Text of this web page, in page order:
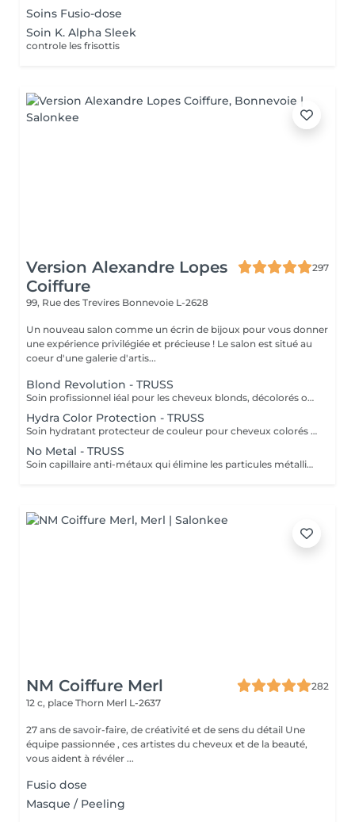
Soins Fusio-dose
Soin K. Alpha Sleek
controle les frisottis
Version Alexandre Lopes
Coiffure
297
99, Rue des Trevires Bonnevoie L-2628
Un nouveau salon comme un écrin de bijoux pour vous donner
une expérience privilégiée et précieuse ! Le salon est situé au
coeur d'une galerie d'artis...
Blond Revolution - TRUSS
Soin profissionnel iéal pour les cheveux blonds, décolorés ou méchés. Il répare en profondeur, hydrate intensément et neutralise les reflets haune indésirables. Résult: des cheveux plus forts, brillants et un blond éclatant plus durable.
Hydra Color Protection - TRUSS
Soin hydratant protecteur de couleur pour cheveux colorés ou sensibilisés. Il aide à préserver l'intensité de la couleur, tout en apportant hydratation, douceur et brillance. Résultat: une couleur plus durable et des cheveux lumineux, souples et protégés.
No Metal - TRUSS
Soin capillaire anti-métaux qui élimine les particules métalliques présentes dans la fibre capillaire, responsables de la casse et l'oxydation de la couleur. Résultat: cheveux protégés, plus forts et couleur plus uniforme et durable.
NM Coiffure Merl
282
12 c, place Thorn Merl L-2637
27 ans de savoir-faire, de créativité et de sens du détail Une
équipe passionnée , ces artistes du cheveux et de la beauté,
vous aident à révéler ...
Fusio dose
Masque / Peeling